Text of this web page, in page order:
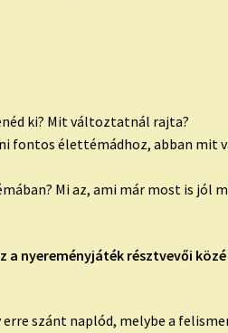
ki? Mit változtatnál rajta?
fontos élettémádhoz, abban mit
Mi az, ami már most is jól
a nyereményjáték résztvevői közé
erre szánt naplód, melybe a